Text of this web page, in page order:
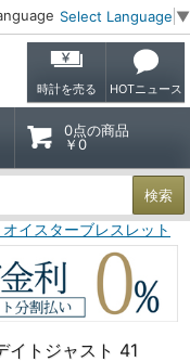
Select Language ▼
時計を売る HOTニュース
0点の商品
￥0
検索
イスターブレスレット
イトジャスト 41